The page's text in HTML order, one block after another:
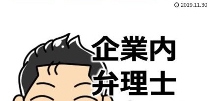
2019.11.30